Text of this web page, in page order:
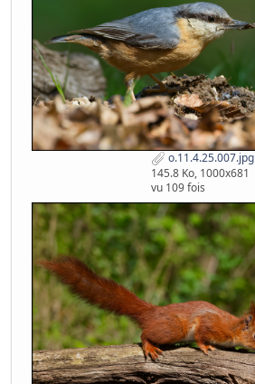
o.11.4.25.007.jpg
145.8 Ko, 1000x681
vu 109 fois